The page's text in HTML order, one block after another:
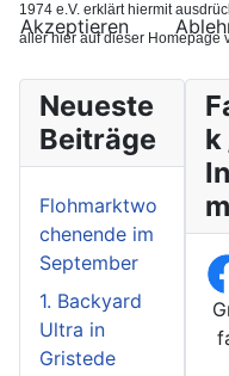
1974 e.V. erklärt hiermit
aller hier auf dieser Homepage
Neueste
Beiträge
Flohmarktwo
chenende im
September
1. Backyard
Ultra in
Gristede
k
Akzeptieren